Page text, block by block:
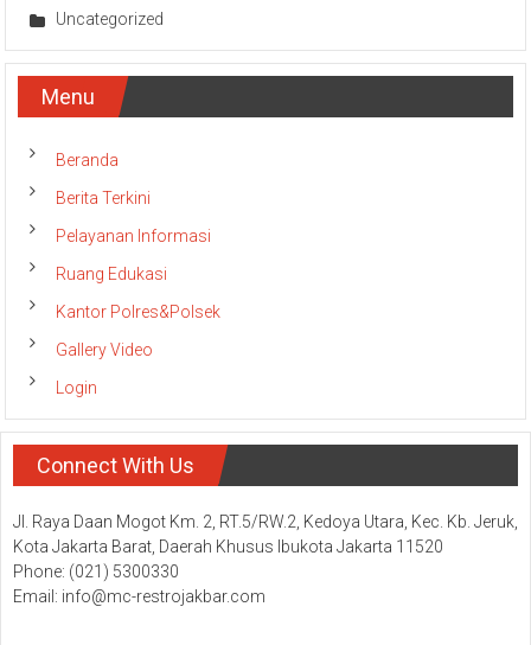
Uncategorized
Menu
Beranda
Berita Terkini
Pelayanan Informasi
Ruang Edukasi
Kantor Polres&Polsek
Gallery Video
Login
Connect With Us
Jl. Raya Daan Mogot Km. 2, RT.5/RW.2, Kedoya Utara, Kec. Kb. Jeruk,
Kota Jakarta Barat, Daerah Khusus Ibukota Jakarta 11520
Phone: (021) 5300330
Email: info@mc-restrojakbar.com